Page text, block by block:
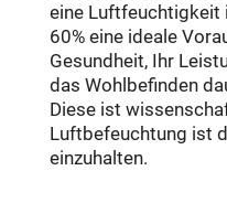
eine Luftfeuchtigkeit
60% eine ideale
Gesundheit, Ihr
das Wohlbefinden
Diese ist
Luftbefeuchtung ist
einzuhalten.